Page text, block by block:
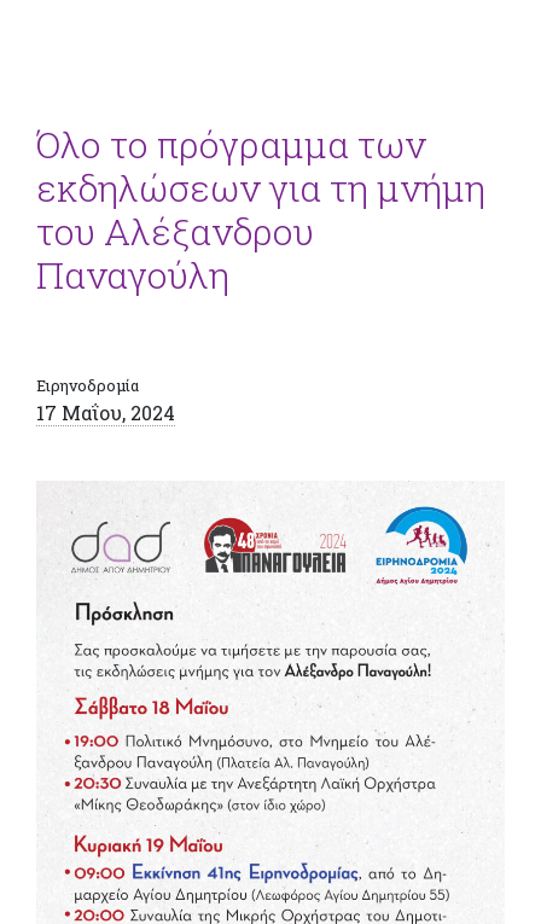
Όλο το πρόγραμμα των
εκδηλώσεων για τη μνήμη
του Αλέξανδρου
Παναγούλη
Ειρηνοδρομία
17 Μαΐου, 2024